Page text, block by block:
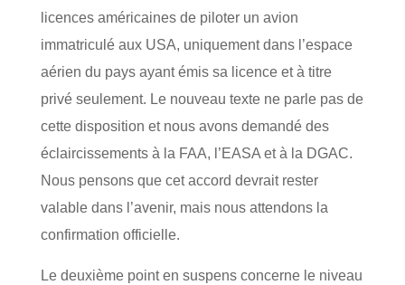
licences américaines de piloter un avion
immatriculé aux USA, uniquement dans l’espace
aérien du pays ayant émis sa licence et à titre
privé seulement. Le nouveau texte ne parle pas de
cette disposition et nous avons demandé des
éclaircissements à la FAA, l’EASA et à la DGAC.
Nous pensons que cet accord devrait rester
valable dans l’avenir, mais nous attendons la
confirmation officielle.
Le deuxième point en suspens concerne le niveau